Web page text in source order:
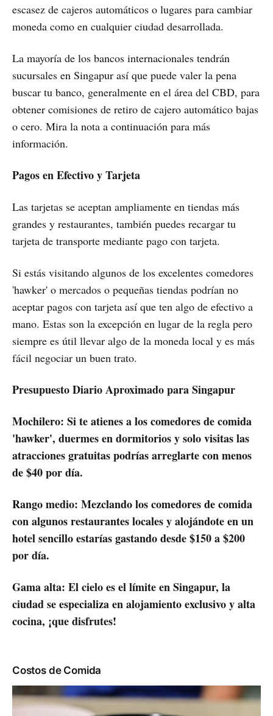
escasez de cajeros automáticos o lugares para cambiar
moneda como en cualquier ciudad desarrollada.
La mayoría de los bancos internacionales tendrán
sucursales en Singapur así que puede valer la pena
buscar tu banco, generalmente en el área del CBD, para
obtener comisiones de retiro de cajero automático bajas
o cero. Mira la nota a continuación para más
información.
Pagos en Efectivo y Tarjeta
Las tarjetas se aceptan ampliamente en tiendas más
grandes y restaurantes, también puedes recargar tu
tarjeta de transporte mediante pago con tarjeta.
Si estás visitando algunos de los excelentes comedores
'hawker' o mercados o pequeñas tiendas podrían no
aceptar pagos con tarjeta así que ten algo de efectivo a
mano. Estas son la excepción en lugar de la regla pero
siempre es útil llevar algo de la moneda local y es más
fácil negociar un buen trato.
Presupuesto Diario Aproximado para Singapur
Mochilero: Si te atienes a los comedores de comida
'hawker', duermes en dormitorios y solo visitas las
atracciones gratuitas podrías arreglarte con menos
de $40 por día.
Rango medio: Mezclando los comedores de comida
con algunos restaurantes locales y alojándote en un
hotel sencillo estarías gastando desde $150 a $200
por día.
Gama alta: El cielo es el límite en Singapur, la
ciudad se especializa en alojamiento exclusivo y alta
cocina, ¡que disfrutes!
Costos de Comida